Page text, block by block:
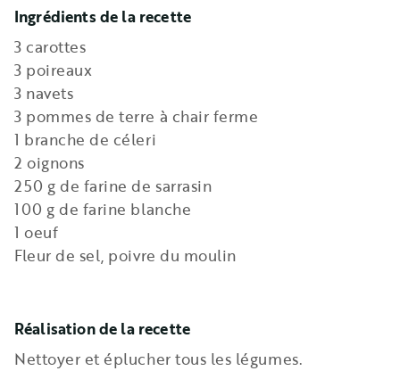
Ingrédients de la recette
3 carottes
3 poireaux
3 navets
3 pommes de terre à chair ferme
1 branche de céleri
2 oignons
250 g de farine de sarrasin
100 g de farine blanche
1 oeuf
Fleur de sel, poivre du moulin
Réalisation de la recette
Nettoyer et éplucher tous les légumes.